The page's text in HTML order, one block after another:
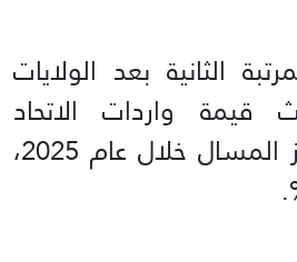
الثانية بعد الولايات
قيمة واردات الاتحاد
الأوروبي من الغاز المسال خلال عام 2025،